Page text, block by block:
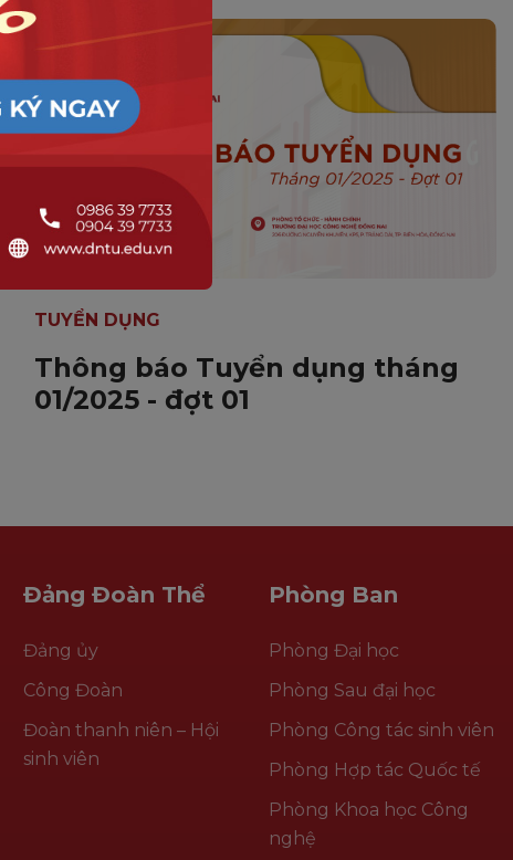
TUYỂN DỤNG
Thông báo Tuyển dụng tháng
01/2025 - đợt 01
Đảng Đoàn Thể
Đảng ủy
Công Đoàn
Đoàn thanh niên – Hội
sinh viên
Phòng Ban
Phòng Đại học
Phòng Sau đại học
Phòng Công tác sinh viên
Phòng Hợp tác Quốc tế
Phòng Khoa học Công
nghệ